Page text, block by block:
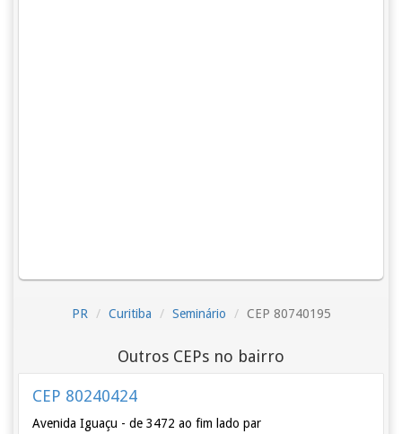
PR Curitiba Seminário CEP 80740195
Outros CEPs no bairro
CEP 80240424
Avenida Iguaçu - de 3472 ao fim lado par